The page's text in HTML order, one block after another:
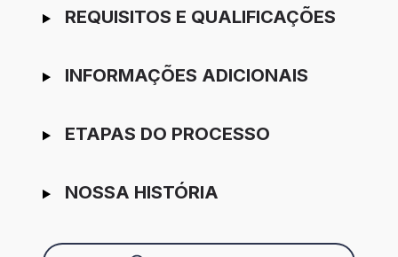
REQUISITOS E QUALIFICAÇÕES
INFORMAÇÕES ADICIONAIS
ETAPAS DO PROCESSO
NOSSA HISTÓRIA